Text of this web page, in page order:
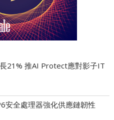
21% 推AI Protect應對影子IT
安全處理器強化供應鏈韌性